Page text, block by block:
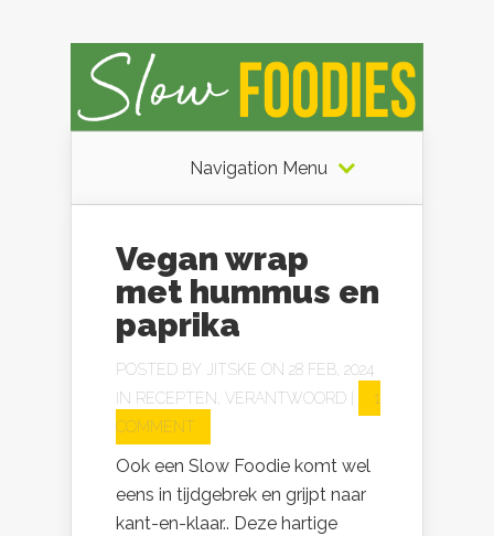
Navigation Menu
Vegan wrap
met hummus en
paprika
POSTED BY JITSKE ON 28 FEB, 2024
IN RECEPTEN, VERANTWOORD
1
COMMENT
Ook een Slow Foodie komt wel
eens in tijdgebrek en grijpt naar
kant-en-klaar.. Deze hartige